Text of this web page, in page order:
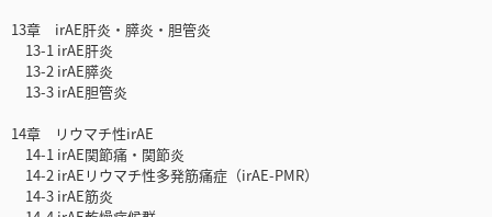
13章 irAE肝炎・膵炎・胆管炎
13-1 irAE肝炎
13-2 irAE膵炎
13-3 irAE胆管炎
14章 リウマチ性irAE
14-1 irAE関節痛・関節炎
14-2 irAEリウマチ性多発筋痛症（irAE-PMR）
14-3 irAE筋炎